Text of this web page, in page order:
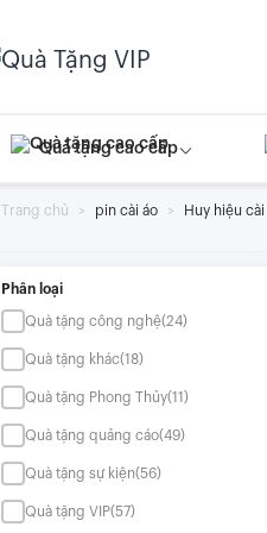
Quà tặng cao cấp
Trang chủ pin cài áo Huy hiệu
Phân loại
Quà tặng công nghệ(24)
Quà tặng khác(18)
Quà tặng Phong Thủy(11)
Quà tặng quảng cáo(49)
Quà tặng sự kiện(56)
Quà tặng VIP(57)